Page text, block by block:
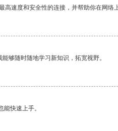
速度和安全性的连接，并帮助你在网络
够随时随地学习新知识，拓宽视野。
快速上手。